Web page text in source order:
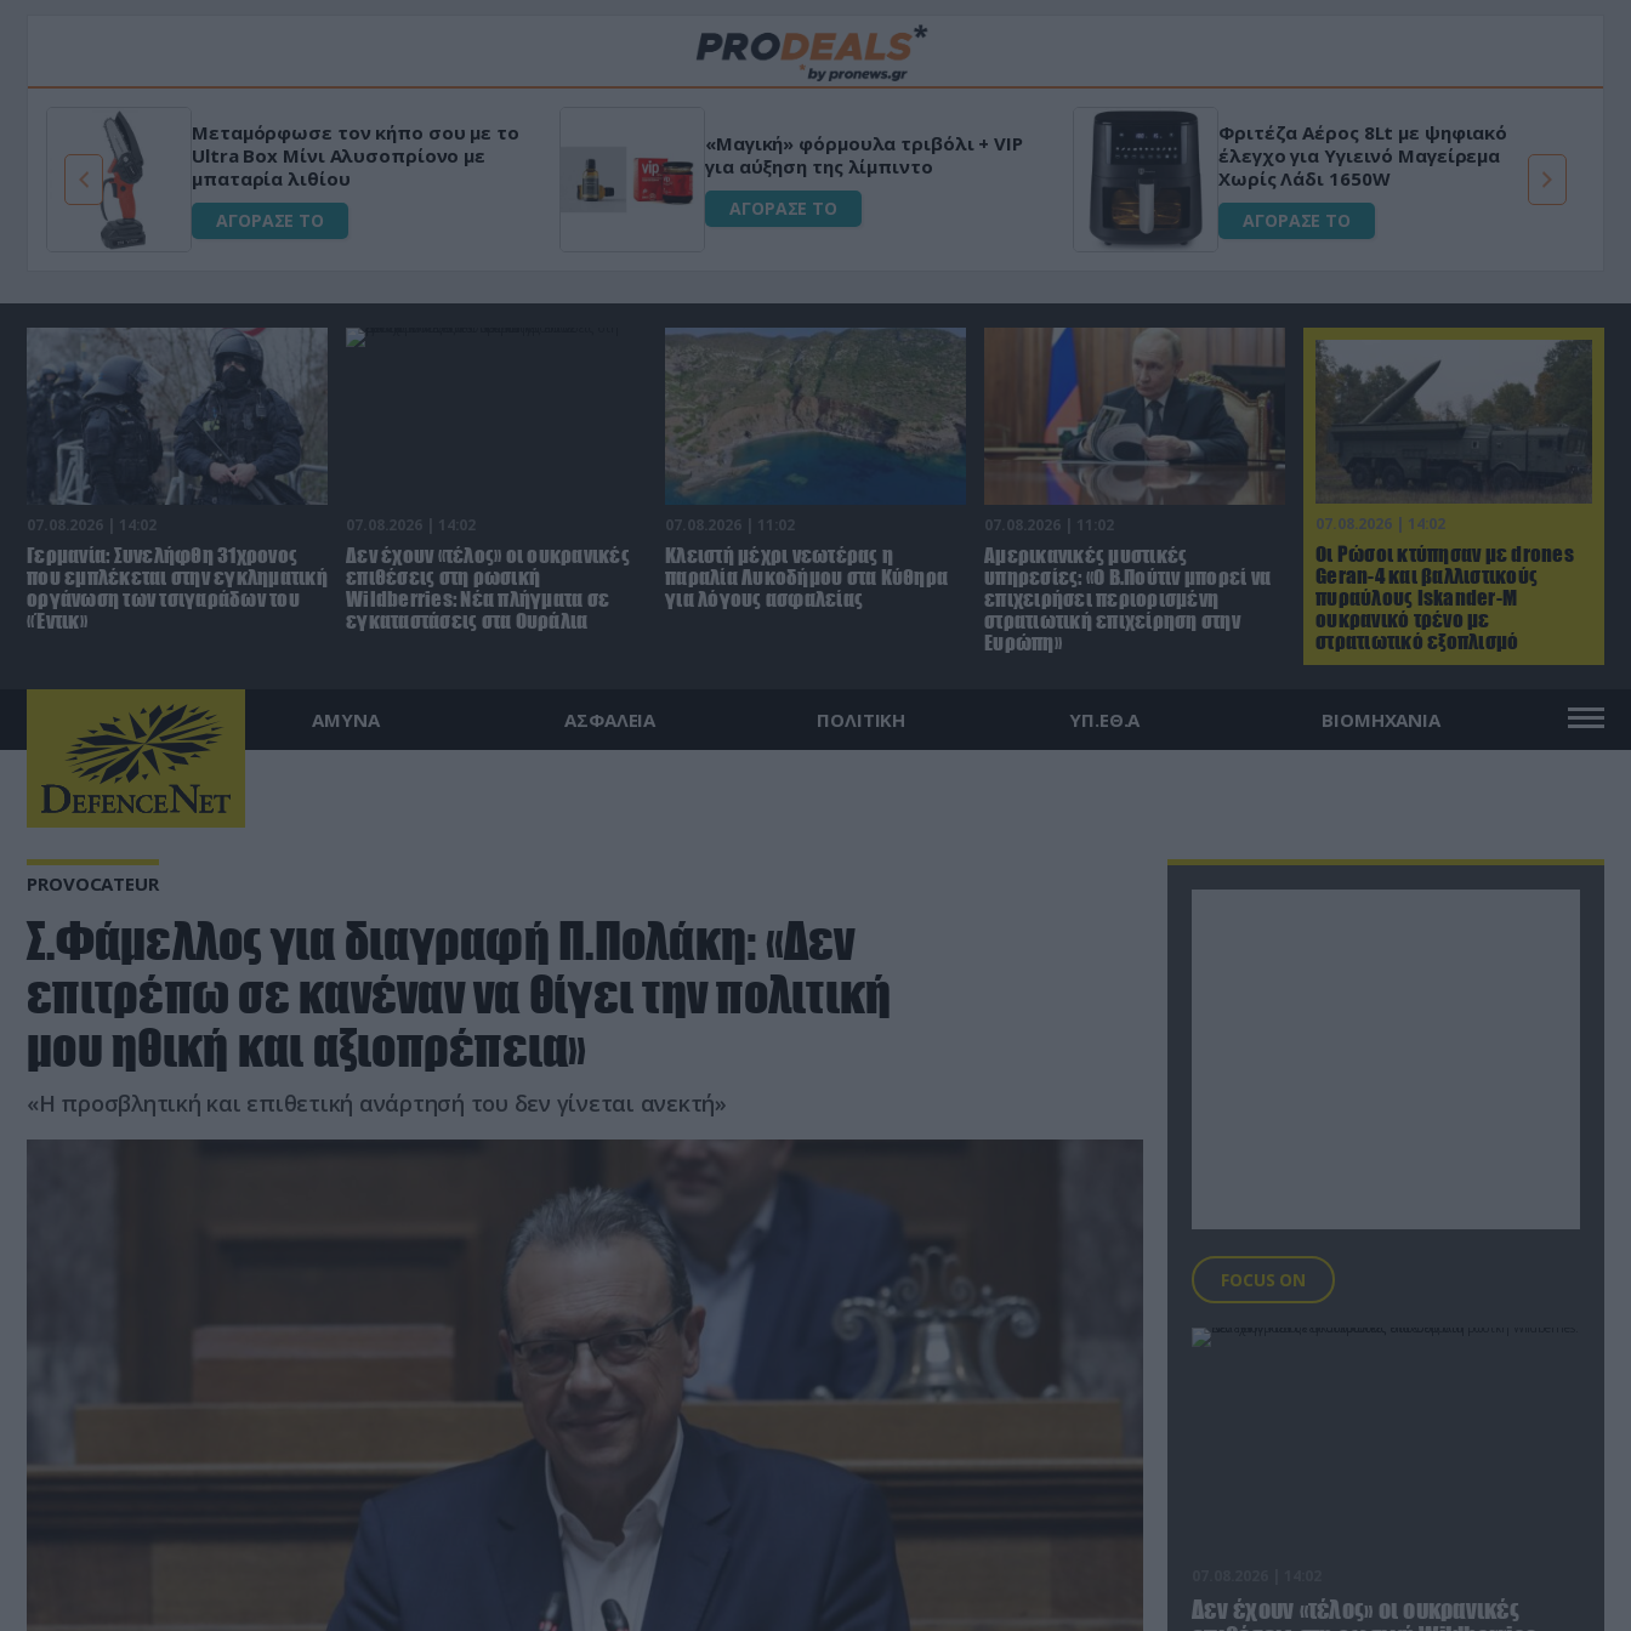
HAPI END: 100% φυτικό διεγερτικό
για άνδρες!
ΑΓΟΡΑΣΕ ΤΟ
Μεταμόρφωσε τον κήπο σου με το
Ultra Box Μίνι Αλυσοπρίονο με
μπαταρία λιθίου
ΑΓΟΡΑΣΕ ΤΟ
«Μαγική» φόρμουλα τριβόλι + VIP
για αύξηση της λίμπιντο
ΑΓΟΡΑΣΕ ΤΟ
07.08.2026 | 14:02
Οι Ρώσοι κτύπησαν με drones
Geran-4 και βαλλιστικούς
πυραύλους Iskander-M
ουκρανικό τρένο με
στρατιωτικό εξοπλισμό
07.08.2026 | 14:02
Γερμανία: Συνελήφθη 31χρονος
που εμπλέκεται στην εγκληματική
οργάνωση των τσιγαράδων του
«Έντικ»
07.08.2026 | 14:02
Δεν έχουν «τέλος» οι ουκρανικές
επιθέσεις στη ρωσική
Wildberries: Νέα πλήγματα σε
εγκαταστάσεις στα Ουράλια
07.08.2026 | 11:02
Κλειστή μέχρι νεωτέρας η
παραλία Λυκοδήμου στα Κύθηρα
για λόγους ασφαλείας
07.08.2026 | 11:02
Αμερικανικές μυστικές
υπηρεσίες: «Ο Β.Πούτιν μπορεί να
επιχειρήσει περιορισμένη
στρατιωτική επιχείρηση στην
Ευρώπη»
ΑΜΥΝΑ ΑΣΦΑΛΕΙΑ ΠΟΛΙΤΙΚΗ ΥΠ.ΕΘ.Α ΒΙΟΜΗΧΑΝΙΑ
PROVOCATEUR
Σ.Φάμελλος για διαγραφή Π.Πολάκη: «Δεν
επιτρέπω σε κανέναν να θίγει την πολιτική
μου ηθική και αξιοπρέπεια»
«Η προσβλητική και επιθετική ανάρτησή του δεν γίνεται ανεκτή»
FOCUS ON
Δεν έχουν «τέλος» οι ουκρανικές